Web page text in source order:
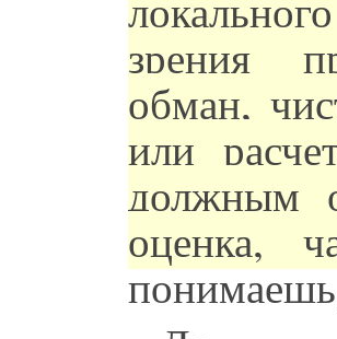
зрения
обман,
или
должным
оценка,